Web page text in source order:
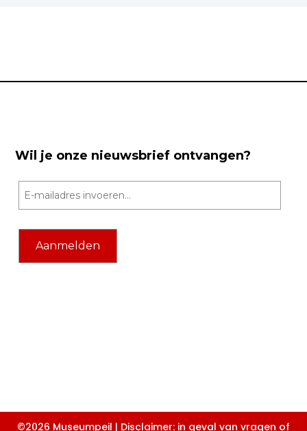
Wil je onze nieuwsbrief ontvangen?
©2026 Museumpeil | Disclaimer: in geval van vragen of